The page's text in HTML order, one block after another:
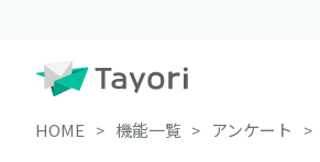
HOME 機能一覧 アンケート